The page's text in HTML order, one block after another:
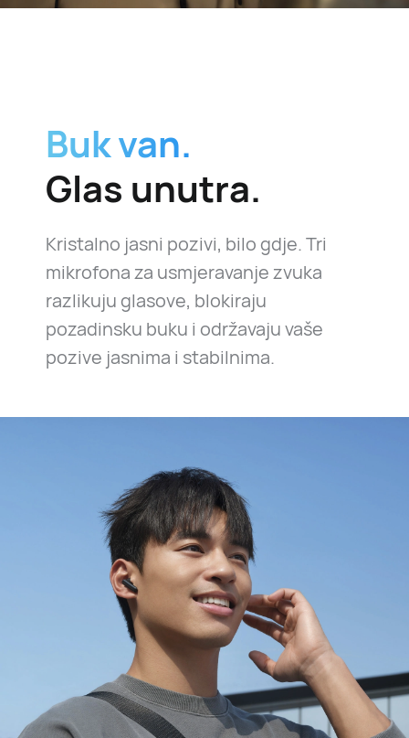
Buk van.
Glas unutra.
Kristalno jasni pozivi, bilo gdje. Tri
mikrofona za usmjeravanje zvuka
razlikuju glasove, blokiraju
pozadinsku buku i održavaju vaše
pozive jasnima i stabilnima.